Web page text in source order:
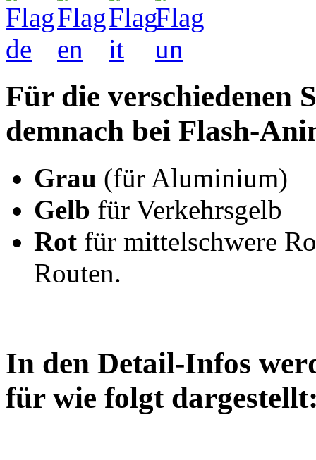
Für die verschiedenen
demnach bei Flash-
Grau (für Aluminium)
Gelb für Verkehrsgelb
Rot für mittelschwere
Routen.
In den Detail-Infos
für wie folgt